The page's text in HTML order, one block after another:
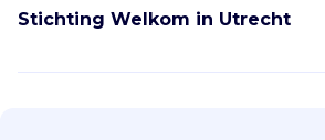
Stichting Welkom in Utrecht